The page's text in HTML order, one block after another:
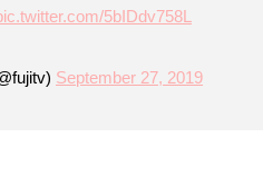
5bIDdv758L
September 27, 2019